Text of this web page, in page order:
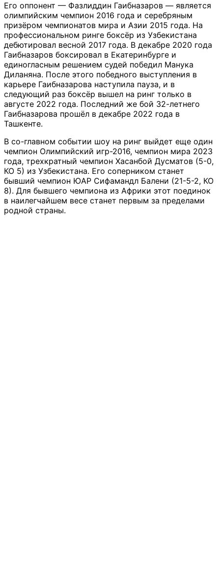
Его оппонент — Фазлиддин Гаибназаров — является
олимпийским чемпион 2016 года и серебряным
призёром чемпионатов мира и Азии 2015 года. На
профессиональном ринге боксёр из Узбекистана
дебютировал весной 2017 года. В декабре 2020 года
Гаибназаров боксировал в Екатеринбурге и
единогласным решением судей победил Манука
Диланяна. После этого победного выступления в
карьере Гаибназарова наступила пауза, и в
следующий раз боксёр вышел на ринг только в
августе 2022 года. Последний же бой 32-летнего
Гаибназарова прошёл в декабре 2022 года в
Ташкенте.
В со-главном событии шоу на ринг выйдет еще один
чемпион Олимпийский игр-2016, чемпион мира 2023
года, трехкратный чемпион Хасанбой Дусматов (5-0,
КО 5) из Узбекистана. Его соперником станет
бывший чемпион ЮАР Сифамандл Балени (21-5-2, КО
8). Для бывшего чемпиона из Африки этот поединок
в наилегчайшем весе станет первым за пределами
родной страны.